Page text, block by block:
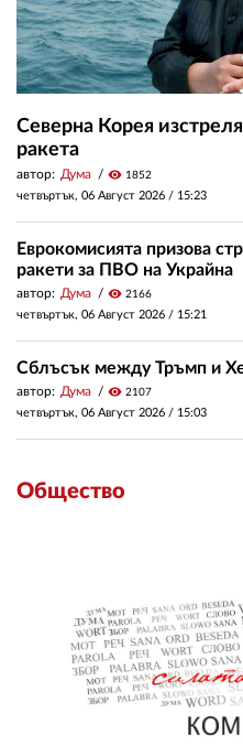
Северна Корея
ракета
автор: Дума visibility 1852
четвъртък, 06 Август 2026 / 15:23
Еврокомисията призова
ракети за ПВО на Украйна
автор: Дума visibility 2166
четвъртък, 06 Август 2026 / 15:21
Сблъсък между Тръмп и
автор: Дума visibility 2107
четвъртък, 06 Август 2026 / 15:03
Общество